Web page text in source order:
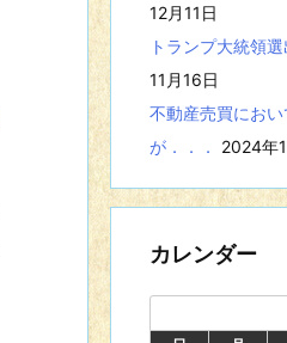
12月11日
トランプ大統領
11月16日
不動産売買にお
が．．．
2024年
カレンダー